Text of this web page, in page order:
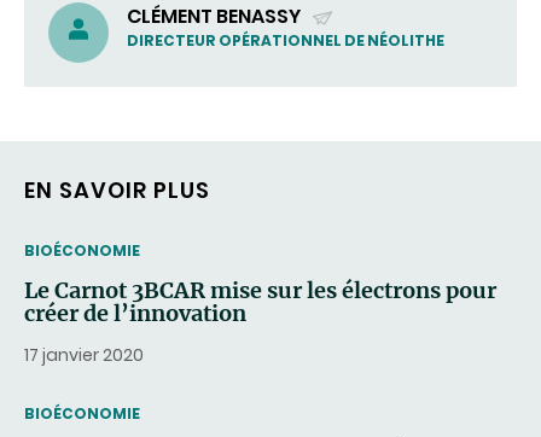
CLÉMENT BENASSY
(ENVOYER
DIRECTEUR OPÉRATIONNEL DE NÉOLITHE
EN SAVOIR PLUS
THEMATIC
BIOÉCONOMIE
Le Carnot 3BCAR mise sur les électrons pour
créer de l’innovation
17 janvier 2020
THEMATIC
BIOÉCONOMIE